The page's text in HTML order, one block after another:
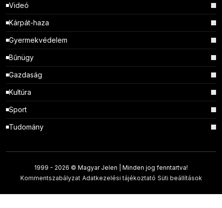
Videó
Kárpát-haza
Gyermekvédelem
Bűnügy
Gazdaság
Kultúra
Sport
Tudomány
1999 - 2026 © Magyar Jelen | Minden jog fenntartva!
Kommentszabályzat Adatkezelési tájékoztató Süti beállítások